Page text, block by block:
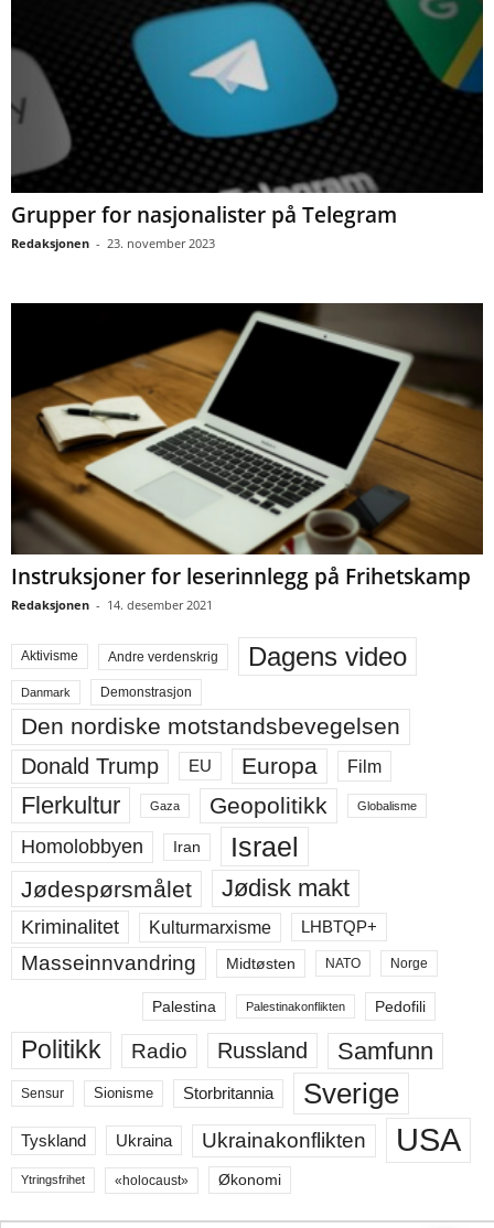
Grupper for nasjonalister på Telegram
Redaksjonen - 23. november 2023
Instruksjoner for leserinnlegg på Frihetskamp
Redaksjonen - 14. desember 2021
Aktivisme Andre verdenskrig Dagens video
Danmark Demonstrasjon
Den nordiske motstandsbevegelsen
Donald Trump EU Europa Film
Flerkultur Gaza Geopolitikk Globalisme
Homolobbyen Iran Israel
Jødespørsmålet Jødisk makt
Kriminalitet Kulturmarxisme LHBTQP+
Masseinnvandring Midtøsten NATO Norge
Palestina Palestinakonflikten Pedofili
Politikk Radio Russland Samfunn
Sensur Sionisme Storbritannia Sverige
Tyskland Ukraina Ukrainakonflikten USA
Ytringsfrihet «holocaust» Økonomi